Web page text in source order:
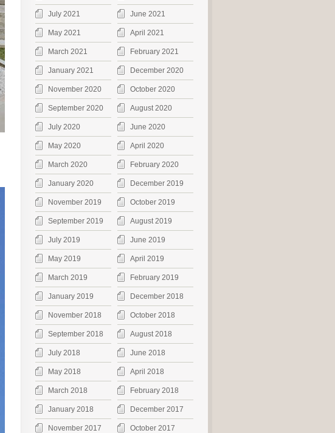
July 2021 June 2021
May 2021 April 2021
March 2021 February 2021
January 2021 December 2020
November 2020 October 2020
September 2020 August 2020
July 2020 June 2020
May 2020 April 2020
March 2020 February 2020
January 2020 December 2019
November 2019 October 2019
September 2019 August 2019
July 2019 June 2019
May 2019 April 2019
March 2019 February 2019
January 2019 December 2018
November 2018 October 2018
September 2018 August 2018
July 2018 June 2018
May 2018 April 2018
March 2018 February 2018
January 2018 December 2017
November 2017 October 2017